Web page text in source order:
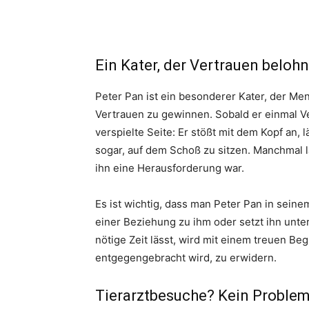
Ein Kater, der Vertrauen
Peter Pan ist ein besonderer Kater, der
Vertrauen zu gewinnen. Sobald er einmal
verspielte Seite: Er stößt mit dem Kopf an,
sogar, auf dem Schoß zu sitzen.
ihn eine Herausforderung war.
Es ist wichtig, dass man Peter Pan in
einer Beziehung zu ihm oder setzt ihn
nötige Zeit lässt, wird mit einem treuen
entgegengebracht wird, zu erwidern.
Tierarztbesuche? Kein